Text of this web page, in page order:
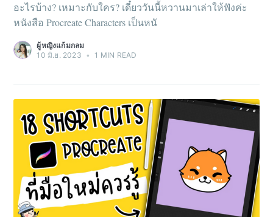
อะไรบ้าง? เหมาะกับใคร? เดี๋ยววันนี้หวานมาเล่าให้ฟังค่ะ
หนังสือ Procreate Characters เป็นหนั
ผู้หญิงแก้มกลม
10 มิ.ย. 2023 • 1 MIN READ